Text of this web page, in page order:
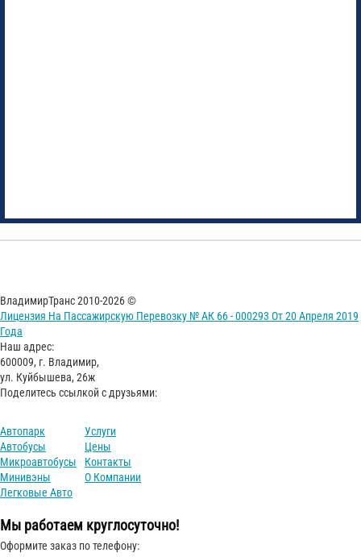
ВладимирТранс 2010-2026 ©
Лицензия На Пассажирскую Перевозку № АК 66 - 000293 От 20 Апреля 2019
Года
Наш адрес:
600009, г. Владимир,
ул. Куйбышева, 26ж
Поделитесь ссылкой с друзьями:
Автопарк
Автобусы
Микроавтобусы
Минивэны
Легковые Авто
Услуги
Цены
Контакты
О Компании
Мы работаем круглосуточно!
Оформите заказ по телефону: